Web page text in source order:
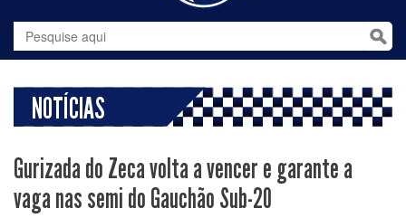
NOTÍCIAS
Gurizada do Zeca volta a vencer e garante a
vaga nas semi do Gauchão Sub-20